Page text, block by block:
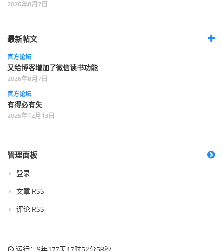
2026年8月7日
最新帖文
官方论坛
又给博客增加了微信读书功能
2026年8月7日
官方论坛
有得必有失
2025年12月13日
管理面板
登录
文章 RSS
评论 RSS
运行：9年177天17时52分58秒